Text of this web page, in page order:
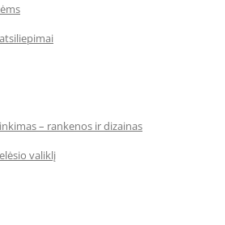
– rankenos ir dizainas
valiklį